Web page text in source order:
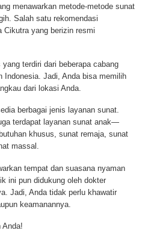
menawarkan metode-metode sunat
Salah satu rekomendasi
Cikutra yang berizin resmi
terdiri dari beberapa cabang
Indonesia. Jadi, Anda bisa memilih
dari lokasi Anda.
berbagai jenis layanan sunat.
terdapat layanan sunat anak—
khusus, sunat remaja, sunat
massal.
tempat dan suasana nyaman
ini pun didukung oleh dokter
Jadi, Anda tidak perlu khawatir
keamanannya.
Anda!